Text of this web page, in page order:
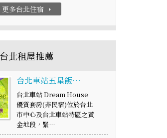
更多台北住宿 arrow_right
台北租屋推薦
台北車站五星飯…
台北車站 Dream House
優質套房(非民宿)位於台北
市中心及台北車站特區之黃
金地段，緊…